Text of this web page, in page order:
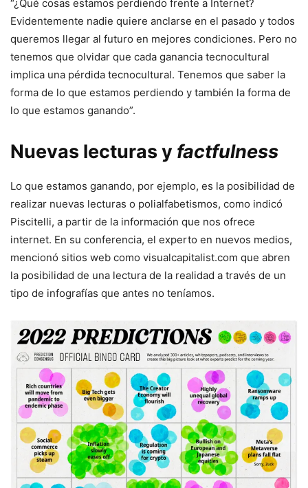
“¿Qué cosas estamos perdiendo frente a Internet?
Evidentemente nadie quiere anclarse en el pasado y todos
queremos llegar al futuro en mejores condiciones. Pero no
tenemos que olvidar que cada ganancia tecnocultural
implica una pérdida tecnocultural. Tenemos que saber la
forma de lo que estamos perdiendo y también la forma de
lo que estamos ganando”.
Nuevas lecturas y factfulness
Lo que estamos ganando, por ejemplo, es la posibilidad de
realizar nuevas lecturas o polialfabetismos, como indicó
Piscitelli, a partir de la información que nos ofrece
internet. En su conferencia, el experto en nuevos medios,
mencionó sitios web como visualcapitalist.com que abren
la posibilidad de una lectura de la realidad a través de un
tipo de infografías que antes no teníamos.